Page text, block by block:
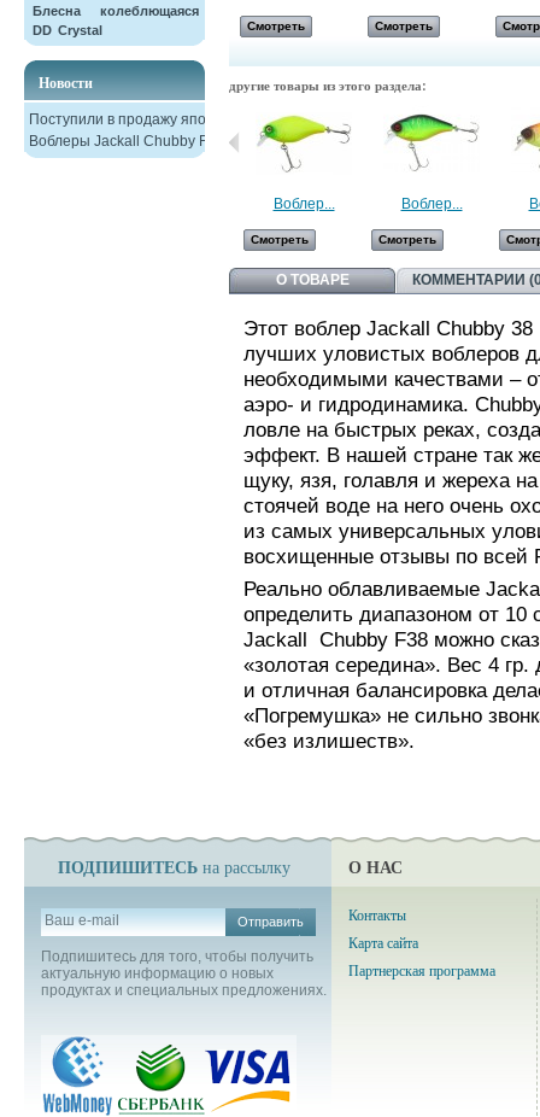
Блесна колеблющаяся
DD Crystal
Новости
Поступили в продажу японские
Воблеры Jackall Chubby F38
Смотреть Смотреть
другие товары из этого раздела:
Воблер...
Смотреть
Воблер...
Смотреть
О ТОВАРЕ КОММЕНТАРИИ
Этот воблер Jackall Chubby
лучших уловистых воблеров
необходимыми качествами –
аэро- и гидродинамика.
ловле на быстрых реках,
эффект. В нашей стране так
щуку, язя, голавля и жереха
стоячей воде на него очень
из самых универсальных
восхищенные отзывы по всей
Реально облавливаемые
определить диапазоном от 10
Jackall Chubby F38 можно
«золотая середина». Вес 4
и отличная балансировка
«Погремушка» не сильно
«без излишеств».
ПОДПИШИТЕСЬ на рассылку
Отправить
Подпишитесь для того, чтобы получить
актуальную информацию о новых
продуктах и специальных предложениях.
О НАС
Контакты
Карта сайта
Партнерская программа